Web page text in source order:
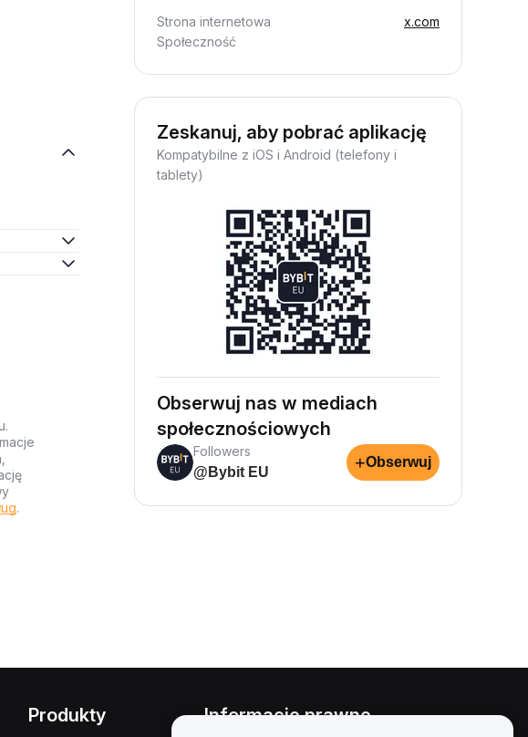
.
Strona internetowa
x.com
Społeczność
Zeskanuj, aby pobrać aplikację
Kompatybilne z iOS i Android (telefony i
tablety)
Obserwuj nas w mediach
społecznościowych
Followers
@Bybit EU
+Obserwuj
Produkty Informacje prawne